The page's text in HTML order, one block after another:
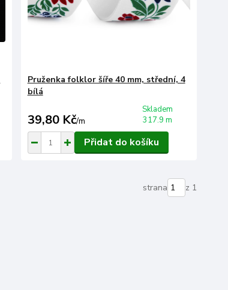
Pruženka folklor šíře 40 mm, střední, 4
bílá
39,80 Kč/m
Skladem
317.9 m
Přidat do košíku
strana z 1